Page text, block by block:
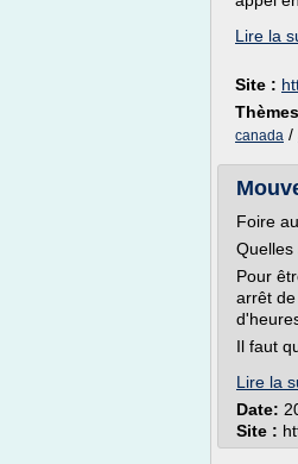
Lire la
Site :
canada /
Foire
Quelles
Pour
arrêt
Il faut
Lire la
Date:
Site :